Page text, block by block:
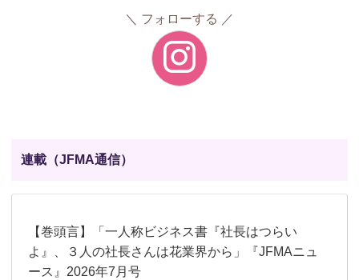
フォローする
連載（JFMA通信）
【巻頭言】「一人称ビジネス書『社長はつらい
よ』、３人の社長さんは花業界から」『JFMAニュ
ース』2026年7月号